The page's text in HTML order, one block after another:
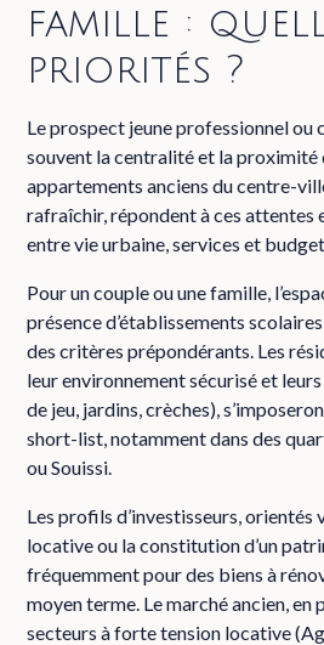
famille :
priorités ?
Le prospect jeune professionnel
souvent la centralité et la proximité
appartements anciens du centre-
rafraîchir, répondent à ces attentes
entre vie urbaine, services et
Pour un couple ou une famille,
présence d’établissements
des critères prépondérants. Les
leur environnement sécurisé et
de jeu, jardins, crèches),
short-list, notamment dans des
ou Souissi.
Les profils d’investisseurs,
locative ou la constitution d’un
fréquemment pour des biens à
moyen terme. Le marché ancien, en
secteurs à forte tension locative